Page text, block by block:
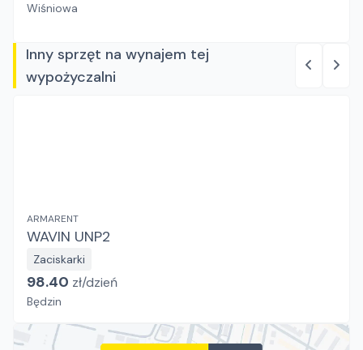
Wiśniowa
Inny sprzęt na wynajem tej
wypożyczalni
ARMARENT
WAVIN UNP2
Zaciskarki
98.40 zł/dzień
Będzin